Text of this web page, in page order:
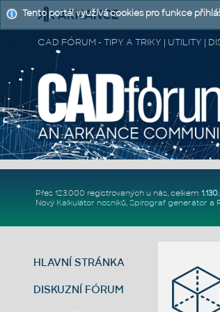
CAD FÓRUM - TIPY A TRIKY | UTILITY |
Přes 123.000 registrovaných u nás, celkem
Nový Kalkulátor nosníků, Spirograf generátor a
HLAVNÍ STRÁNKA
DISKUZNÍ FÓRUM
Tento portál využívá cookies pro funkce